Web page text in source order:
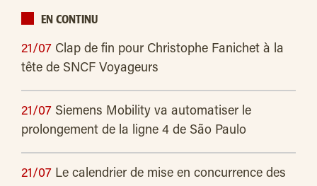
EN CONTINU
21/07 Clap de fin pour Christophe Fanichet à la
tête de SNCF Voyageurs
21/07 Siemens Mobility va automatiser le
prolongement de la ligne 4 de São Paulo
21/07 Le calendrier de mise en concurrence des